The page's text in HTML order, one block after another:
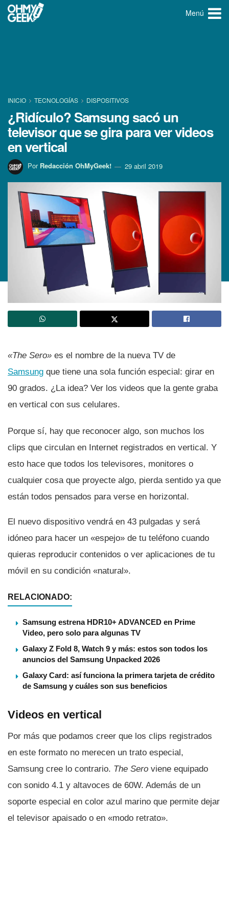
Menú
INICIO TECNOLOGÍ­AS DISPOSITIVOS
¿Ridí­culo? Samsung sacó un
televisor que se gira para ver videos
en vertical
Por Redacción OhMyGeek! 29 abril 2019
«The Sero» es el nombre de la nueva TV de
Samsung que tiene una sola función especial: girar en
90 grados. ¿La idea? Ver los videos que la gente graba
en vertical con sus celulares.
Porque sí­, hay que reconocer algo, son muchos los
clips que circulan en Internet registrados en vertical. Y
esto hace que todos los televisores, monitores o
cualquier cosa que proyecte algo, pierda sentido ya que
están todos pensados para verse en horizontal.
El nuevo dispositivo vendrá en 43 pulgadas y será
idóneo para hacer un «espejo» de tu teléfono cuando
quieras reproducir contenidos o ver aplicaciones de tu
móvil en su condición «natural».
RELACIONADO:
Samsung estrena HDR10+ ADVANCED en Prime
Video, pero solo para algunas TV
Galaxy Z Fold 8, Watch 9 y más: estos son todos los
anuncios del Samsung Unpacked 2026
Galaxy Card: así funciona la primera tarjeta de crédito
de Samsung y cuáles son sus beneficios
Videos en vertical
Por más que podamos creer que los clips registrados
en este formato no merecen un trato especial,
Samsung cree lo contrario. The Sero viene equipado
con sonido 4.1 y altavoces de 60W. Además de un
soporte especial en color azul marino que permite dejar
el televisor apaisado o en «modo retrato».